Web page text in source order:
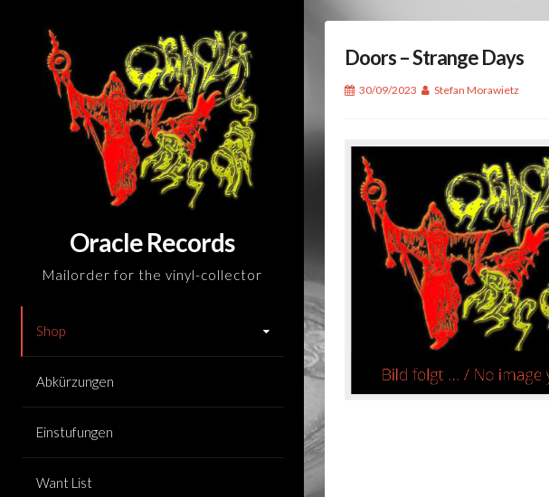
content
Oracle Records
Mailorder for the vinyl-collector
Shop
Abkürzungen
Einstufungen
Want List
Doors – Strange Days
30/09/2023 Stefan Morawietz